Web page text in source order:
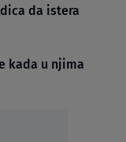
da istera
kada u njima